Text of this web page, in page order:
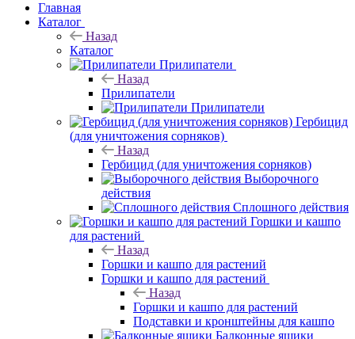
Главная
Каталог
Назад
Каталог
Прилипатели
Назад
Прилипатели
Прилипатели
Гербицид
(для уничтожения сорняков)
Назад
Гербицид (для уничтожения сорняков)
Выборочного
действия
Сплошного действия
Горшки и кашпо
для растений
Назад
Горшки и кашпо для растений
Горшки и кашпо для растений
Назад
Горшки и кашпо для растений
Подставки и кронштейны для кашпо
Балконные ящики